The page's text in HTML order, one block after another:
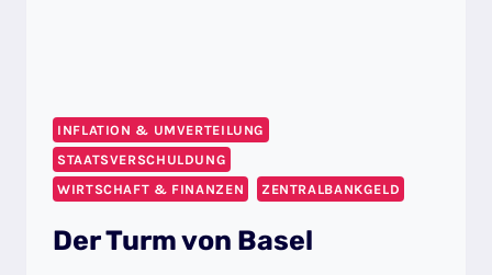
INFLATION & UMVERTEILUNG
STAATSVERSCHULDUNG
WIRTSCHAFT & FINANZEN
ZENTRALBANKGELD
Der Turm von Basel